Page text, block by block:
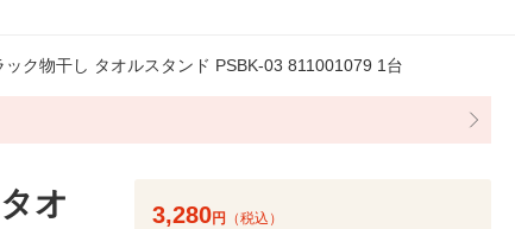
ック物干し タオルスタンド PSBK-03 811001079 1台
オ
3,280円 （税込）